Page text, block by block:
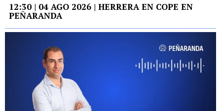
12:30 | 04 AGO 2026 | HERRERA EN COPE EN
PEÑARANDA